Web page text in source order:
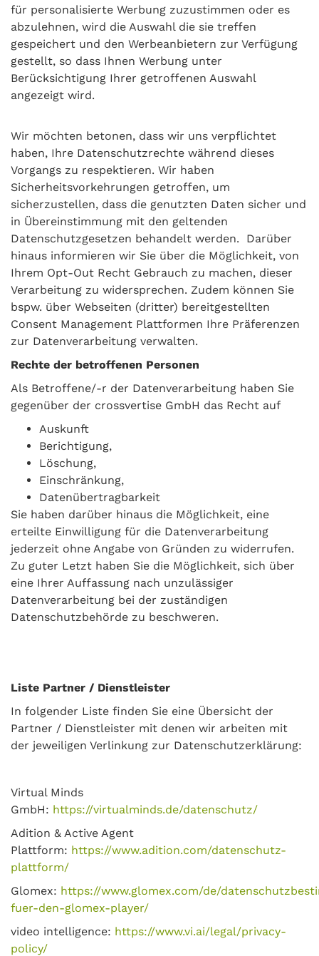
für personalisierte Werbung zuzustimmen oder es
abzulehnen, wird die Auswahl die sie treffen
gespeichert und den Werbeanbietern zur Verfügung
gestellt, so dass Ihnen Werbung unter
Berücksichtigung Ihrer getroffenen Auswahl
angezeigt wird.
Wir möchten betonen, dass wir uns verpflichtet
haben, Ihre Datenschutzrechte während dieses
Vorgangs zu respektieren. Wir haben
Sicherheitsvorkehrungen getroffen, um
sicherzustellen, dass die genutzten Daten sicher und
in Übereinstimmung mit den geltenden
Datenschutzgesetzen behandelt werden. Darüber
hinaus informieren wir Sie über die Möglichkeit, von
Ihrem Opt-Out Recht Gebrauch zu machen, dieser
Verarbeitung zu widersprechen. Zudem können Sie
bspw. über Webseiten (dritter) bereitgestellten
Consent Management Plattformen Ihre Präferenzen
zur Datenverarbeitung verwalten.
Rechte der betroffenen Personen
Als Betroffene/-r der Datenverarbeitung haben Sie
gegenüber der crossvertise GmbH das Recht auf
Auskunft
Berichtigung,
Löschung,
Einschränkung,
Datenübertragbarkeit
Sie haben darüber hinaus die Möglichkeit, eine
erteilte Einwilligung für die Datenverarbeitung
jederzeit ohne Angabe von Gründen zu widerrufen.
Zu guter Letzt haben Sie die Möglichkeit, sich über
eine Ihrer Auffassung nach unzulässiger
Datenverarbeitung bei der zuständigen
Datenschutzbehörde zu beschweren.
Liste Partner / Dienstleister
In folgender Liste finden Sie eine Übersicht der
Partner / Dienstleister mit denen wir arbeiten mit
der jeweiligen Verlinkung zur Datenschutzerklärung:
Virtual Minds
GmbH: https://virtualminds.de/datenschutz/
Adition & Active Agent
Plattform: https://www.adition.com/datenschutz-
plattform/
Glomex: https://www.glomex.com/de/
fuer-den-glomex-player/
video intelligence: https://www.vi.ai/legal/privacy-
policy/